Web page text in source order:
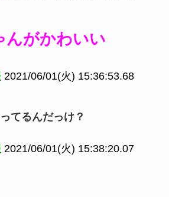
んがかわいい
2021/06/01(火) 15:36:53.68
てるんだっけ？
2021/06/01(火) 15:38:20.07